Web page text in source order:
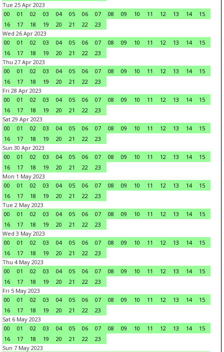
Tue 25 Apr 2023
00
01 02 03 04 05 06 07 08 09 10 11 12 13 14
15
16
17 18 19 20 21 22
23
Wed 26 Apr 2023
00
01 02 03 04 05 06 07 08 09 10 11 12 13 14
15
16
17 18 19 20 21 22
23
Thu 27 Apr 2023
00
01 02 03 04 05 06 07 08 09 10 11 12 13 14
15
16
17 18 19 20 21 22
23
Fri 28 Apr 2023
00
01 02 03 04 05 06 07 08 09 10 11 12 13 14
15
16
17 18 19 20 21 22
23
Sat 29 Apr 2023
00
01 02 03 04 05 06 07 08 09 10 11 12 13 14
15
16
17 18 19 20 21 22
23
Sun 30 Apr 2023
00
01 02 03 04 05 06 07 08 09 10 11 12 13 14
15
16
17 18 19 20 21 22
23
Mon 1 May 2023
00
01 02 03 04 05 06 07 08 09 10 11 12 13 14
15
16
17 18 19 20 21 22
23
Tue 2 May 2023
00
01 02 03 04 05 06 07 08 09 10 11 12 13 14
15
16
17 18 19 20 21 22
23
Wed 3 May 2023
00
01 02 03 04 05 06 07 08 09 10 11 12 13 14
15
16
17 18 19 20 21 22
23
Thu 4 May 2023
00
01 02 03 04 05 06 07 08 09 10 11 12 13 14
15
16
17 18 19 20 21 22
23
Fri 5 May 2023
00
01 02 03 04 05 06 07 08 09 10 11 12 13 14
15
16
17 18 19 20 21 22
23
Sat 6 May 2023
00
01 02 03 04 05 06 07 08 09 10 11 12 13 14
15
16
17 18 19 20 21 22
23
Sun 7 May 2023